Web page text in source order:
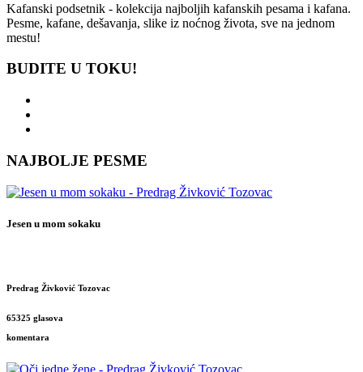
Kafanski podsetnik - kolekcija najboljih kafanskih pesama i kafana.
Pesme, kafane, dešavanja, slike iz noćnog života, sve na jednom
mestu!
BUDITE U TOKU!
NAJBOLJE PESME
Jesen u mom sokaku
Predrag Živković Tozovac
65325 glasova
komentara